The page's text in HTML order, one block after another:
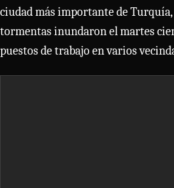
ciudad más importante de Turquía,
tormentas inundaron el martes
puestos de trabajo en varios